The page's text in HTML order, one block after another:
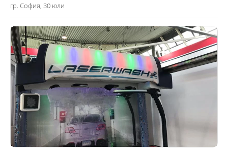
гр. София, 30 юли